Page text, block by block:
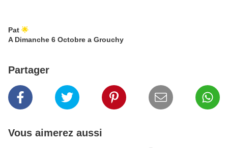
Pat 🌟
A Dimanche 6 Octobre a Grouchy
Partager
Vous aimerez aussi